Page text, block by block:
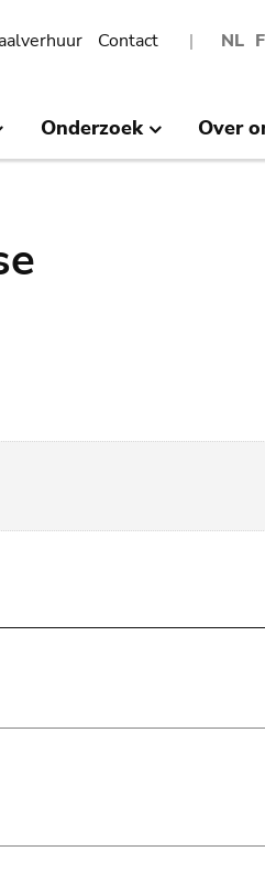
NL
Contact
Onderzoek Over